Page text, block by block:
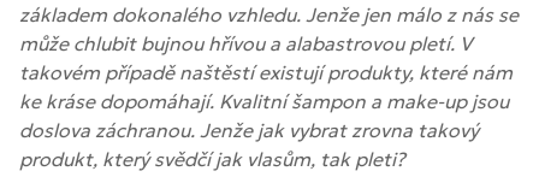
základem dokonalého vzhledu. Jenže jen málo z nás se
může chlubit bujnou hřívou a alabastrovou pletí. V
takovém případě naštěstí existují produkty, které nám
ke kráse dopomáhají. Kvalitní šampon a make-up jsou
doslova záchranou. Jenže jak vybrat zrovna takový
produkt, který svědčí jak vlasům, tak pleti?